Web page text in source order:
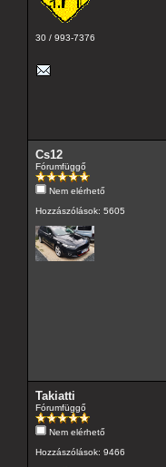
30 / 993-7376
Cs12
Fórumfüggő
Nem elérhető
Hozzászólások: 5605
Takiatti
Fórumfüggő
Nem elérhető
Hozzászólások: 9466